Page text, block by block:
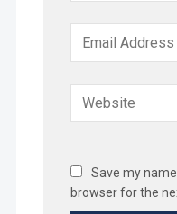
Save my
browser for the